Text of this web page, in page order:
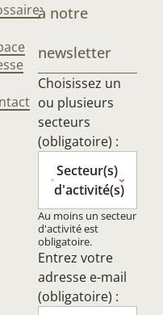
à notre
newsletter
Choisissez un
ou plusieurs
secteurs
(obligatoire) :
Secteur(s)
d'activité(s)
Au moins un secteur
d'activité est
obligatoire.
Entrez votre
adresse e-mail
(obligatoire) :